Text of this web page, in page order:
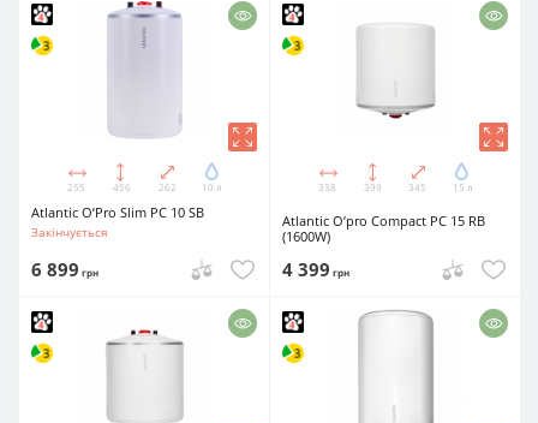
255 456 262 10 л
Atlantic O’Pro Slim PC 10 SB
Закінчується
6 899 грн
338 399 345 15 л
Atlantic O’pro Compact PC 15 RB
(1600W)
4 399 грн